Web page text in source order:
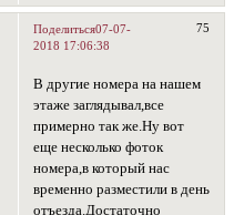
Поделиться 75
07-07-
2018 17:06:38
В другие номера на нашем
этаже заглядывал,все
примерно так же.Ну вот
еще несколько фоток
номера,в который нас
временно разместили в день
отъезда.Достаточно